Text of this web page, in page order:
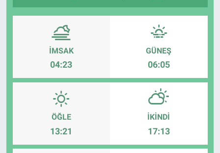
İMSAK
04:23
GÜNEŞ
06:05
ÖĞLE
13:21
İKINDI
17:13